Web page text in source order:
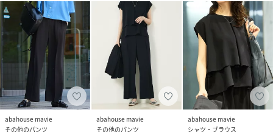
abahouse mavie
その他のパンツ
abahouse mavie
その他のパンツ
abahouse mavie
シャツ・ブラウス